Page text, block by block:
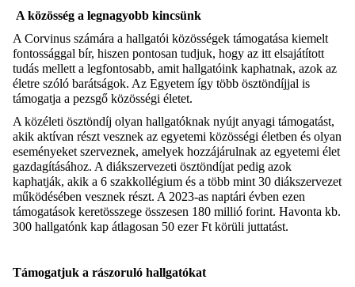
A közösség a legnagyobb kincsünk
A Corvinus számára a hallgatói közösségek támogatása kiemelt
fontossággal bír, hiszen pontosan tudjuk, hogy az itt elsajátított
tudás mellett a legfontosabb, amit hallgatóink kaphatnak, azok az
életre szóló barátságok. Az Egyetem így több ösztöndíjjal is
támogatja a pezsgő közösségi életet.
A közéleti ösztöndíj olyan hallgatóknak nyújt anyagi támogatást,
akik aktívan részt vesznek az egyetemi közösségi életben és olyan
eseményeket szerveznek, amelyek hozzájárulnak az egyetemi élet
gazdagításához. A diákszervezeti ösztöndíjat pedig azok
kaphatják, akik a 6 szakkollégium és a több mint 30 diákszervezet
működésében vesznek részt. A 2023-as naptári évben ezen
támogatások keretösszege összesen 180 millió forint. Havonta kb.
300 hallgatónk kap átlagosan 50 ezer Ft körüli juttatást.
Támogatjuk a rászoruló hallgatókat